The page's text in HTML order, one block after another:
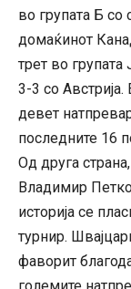
во групата Б со
домаќинот
трет во
3-3 со
девет
последните 16
Од друга
Владимир
историја се
турнир.
фаворит